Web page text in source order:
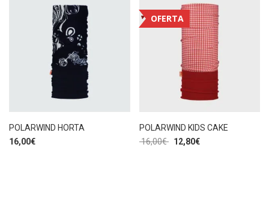
POLARWIND HORTA
16,00€
OFERTA
POLARWIND KIDS CAKE
16,00€ 12,80€